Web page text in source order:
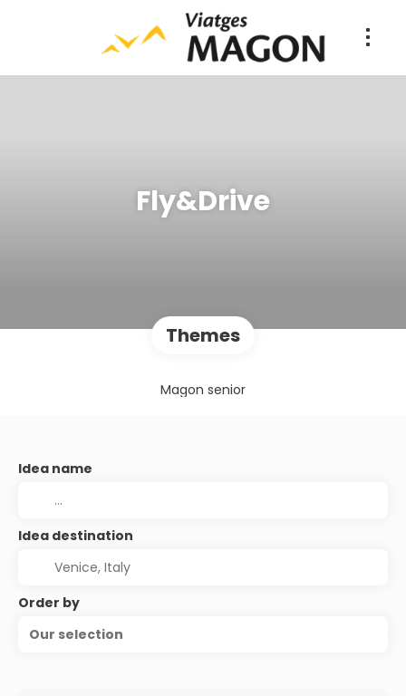
Fly&Drive
Themes
Magon senior
Idea name
Idea destination
Order by
Our selection